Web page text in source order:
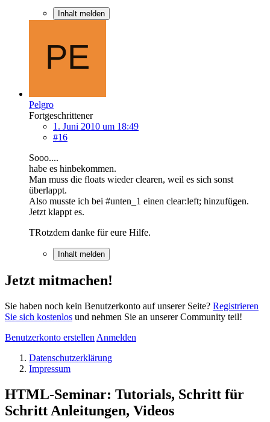
Inhalt melden
Pelgro
Fortgeschrittener
1. Juni 2010 um 18:49
#16
Sooo....
habe es hinbekommen.
Man muss die floats wieder clearen, weil es sich sonst
überlappt.
Also musste ich bei #unten_1 einen clear:left; hinzufügen.
Jetzt klappt es.
TRotzdem danke für eure Hilfe.
Inhalt melden
Jetzt mitmachen!
Sie haben noch kein Benutzerkonto auf unserer Seite? Registrieren
Sie sich kostenlos und nehmen Sie an unserer Community teil!
Benutzerkonto erstellen Anmelden
Datenschutzerklärung
Impressum
HTML-Seminar: Tutorials, Schritt für
Schritt Anleitungen, Videos